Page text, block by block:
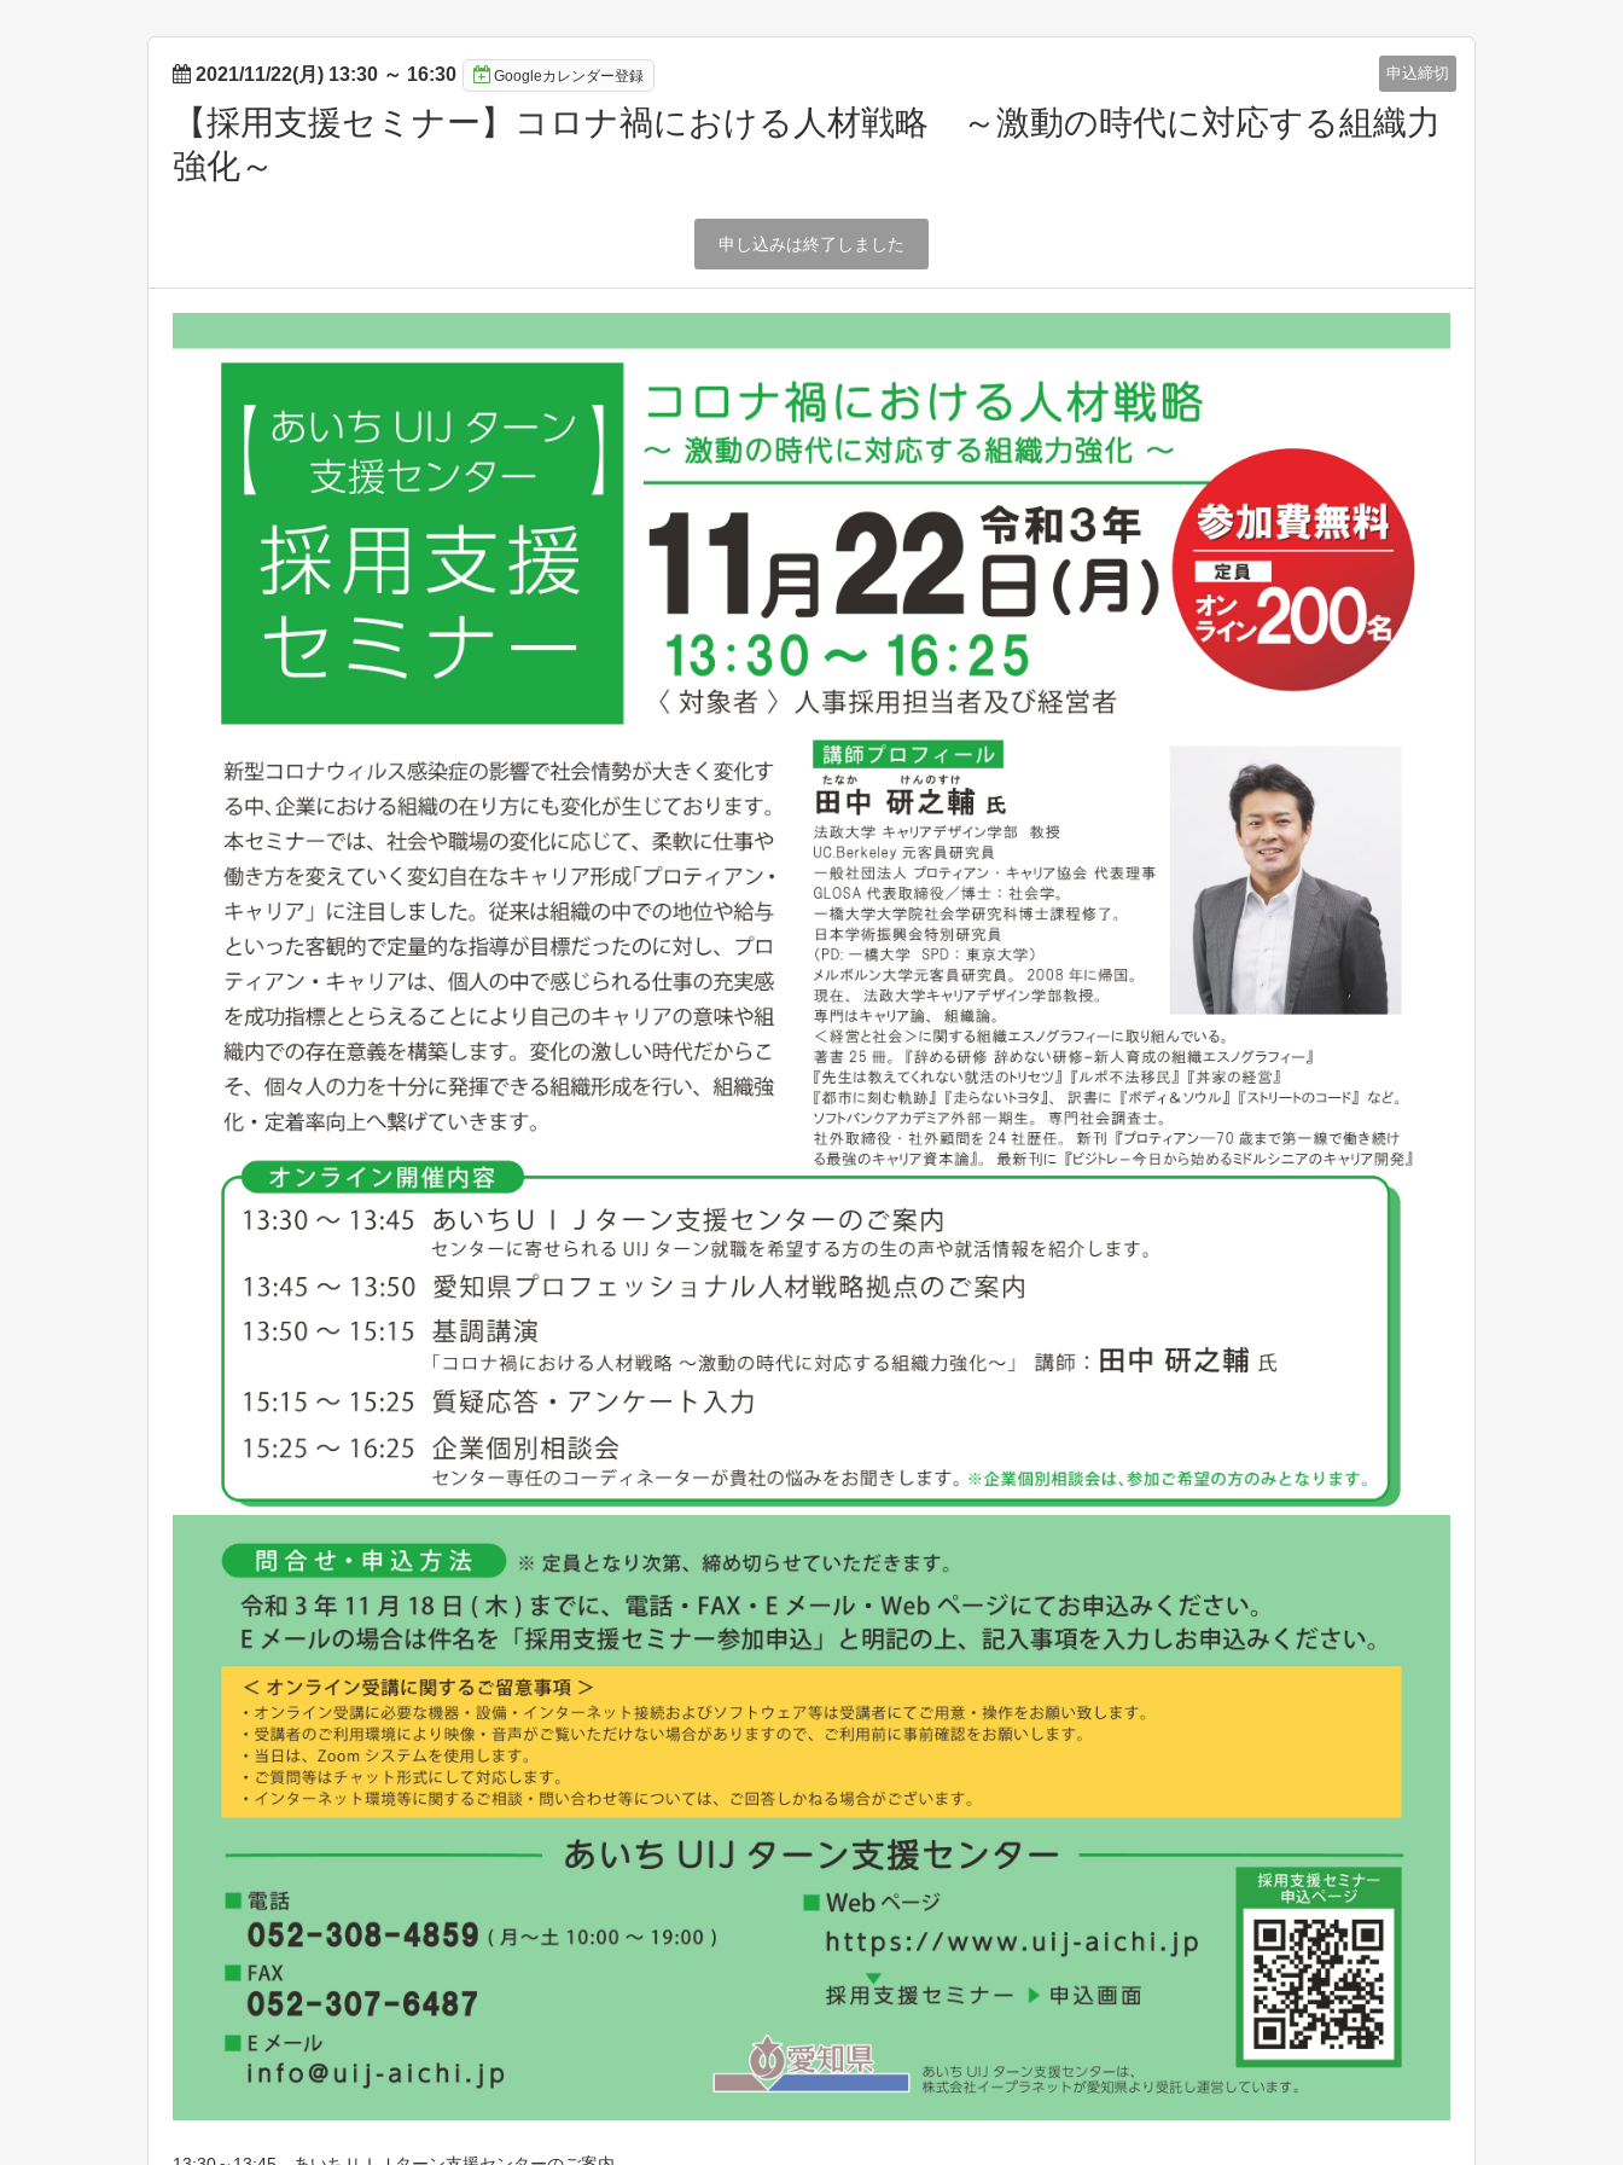
2021/11/22(月) 13:30 ～ 16:30 Googleカレンダー登録 申込締切
【採用支援セミナー】コロナ禍における人材戦略 ～激動の時代に対応する組織力
強化～
申し込みは終了しました